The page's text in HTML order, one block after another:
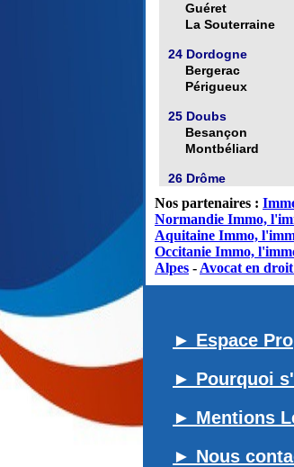
Guéret
La Souterraine
24 Dordogne
Bergerac
Périgueux
25 Doubs
Besançon
Montbéliard
26 Drôme
Nos partenaires :
Normandie Immo,
Aquitaine Immo,
Occitanie Immo,
Alpes - Avocat en
► Espace Pro
► Pourquoi
► Mentions
► Nous